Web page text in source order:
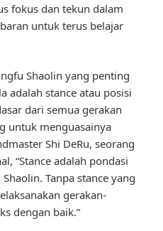
fokus dan tekun dalam
untuk terus belajar
Shaolin yang penting
adalah stance atau posisi
dari semua gerakan
untuk menguasainya
Shi DeRu, seorang
“Stance adalah pondasi
Tanpa stance yang
gerakan-
dengan baik.”